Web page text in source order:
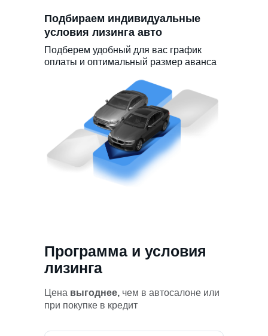
Подбираем индивидуальные
условия лизинга авто
Подберем удобный для вас график
оплаты и оптимальный размер аванса
Программа и условия
лизинга
Цена выгоднее, чем в автосалоне или
при покупке в кредит